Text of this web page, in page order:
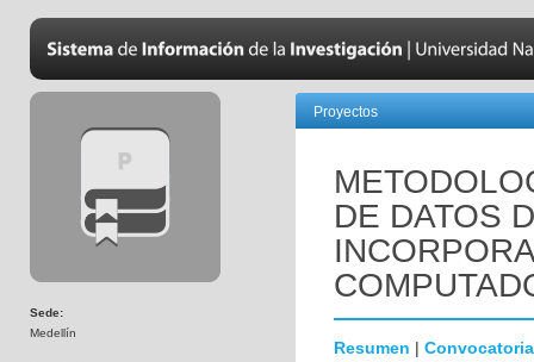
Sede:
Medellín
Proyectos
DE DATOS
Resumen | Convocatoria